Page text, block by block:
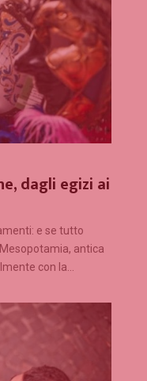
dagli egizi ai
e se tutto
antica
con la...